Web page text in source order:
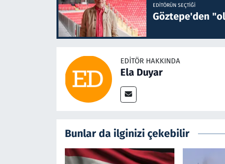
EDITÖRÜN SEÇTIĞI
Göztepe'den
EDITÖR HAKKINDA
Ela Duyar
Bunlar da ilginizi çekebilir